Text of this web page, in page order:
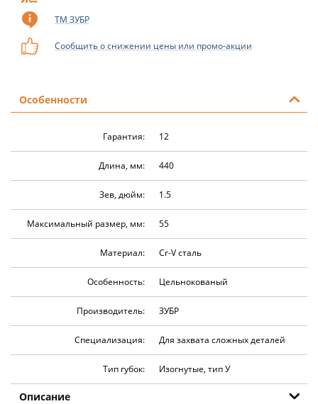
ТМ ЗУБР
Сообщить о снижении цены или промо-акции
Особенности
Гарантия: 12
Длина, мм: 440
Зев, дюйм: 1.5
Максимальный размер, мм: 55
Материал: Cr-V сталь
Особенность: Цельнокованый
Производитель: ЗУБР
Специализация: Для захвата сложных деталей
Тип губок: Изогнутые, тип У
Описание